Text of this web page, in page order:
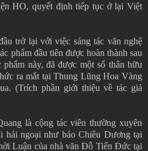
HO, quyết định tiếp tục ở lại Việt
trở lại với việc sáng tác văn nghệ
phẩm đầu tiên được hoàn thành sau
này, đã được một số thân hữu
ra mắt tại Thung Lũng Hoa Vàng
(Trích phần giới thiệu về tác giả
là cộng tác viên thường xuyên
hải ngoại như báo Chiêu Dương tại
Luận của nhà văn Đỗ Tiến Đức tại